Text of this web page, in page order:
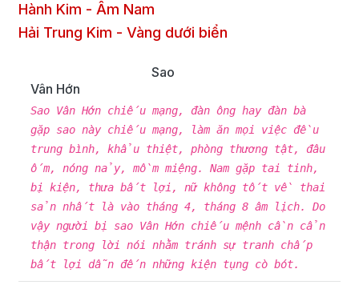
Hành Kim - Âm Nam
Hải Trung Kim - Vàng dưới biển
Sao
Vân Hớn
Sao Vân Hớn chiếu mạng, đàn ông hay đàn bà
gặp sao này chiếu mạng, làm ăn mọi việc đều
trung bình, khẩu thiệt, phòng thương tật, đâu
ốm, nóng nảy, mồm miệng. Nam gặp tai tinh,
bị kiện, thưa bất lợi, nữ không tốt về thai
sản nhất là vào tháng 4, tháng 8 âm lịch. Do
vậy người bị sao Vân Hớn chiếu mệnh cần cẩn
thận trong lời nói nhằm tránh sự tranh chấp
bất lợi dẫn đến những kiện tụng cò bót.